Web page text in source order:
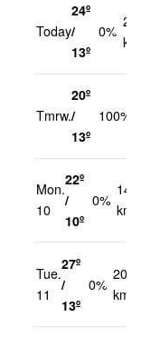
Today
24º
/
13º
0%
20
Tmrw.
20º
/
13º
100%
Mon.
10
22º
/
10º
0%
14
km/
Tue.
11
27º
/
13º
0%
20
km/h